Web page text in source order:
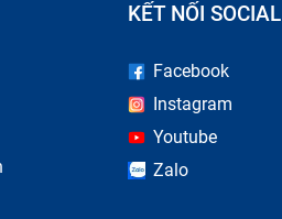
KẾT NỐI SOCIAL
Facebook
Instagram
Youtube
Zalo